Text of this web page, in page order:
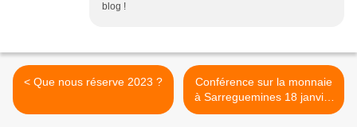
blog !
< Que nous réserve 2023 ?
Conférence sur la monnaie
à Sarreguemines 18 janvier
18h30 >